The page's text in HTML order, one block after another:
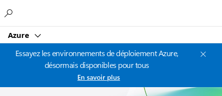
Azure
Essayez les environnements de déploiement Azure,
désormais disponibles pour tous
En savoir plus